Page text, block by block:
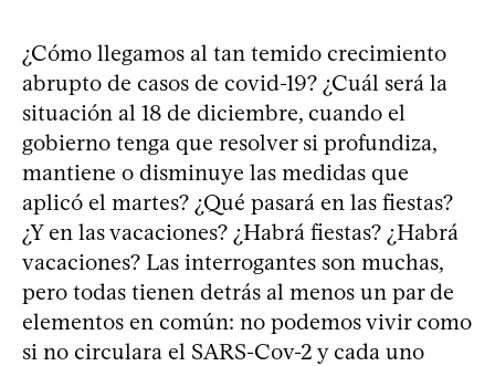
¿Cómo llegamos al tan temido crecimiento
abrupto de casos de covid-19? ¿Cuál será la
situación al 18 de diciembre, cuando el
gobierno tenga que resolver si profundiza,
mantiene o disminuye las medidas que
aplicó el martes? ¿Qué pasará en las fiestas?
¿Y en las vacaciones? ¿Habrá fiestas? ¿Habrá
vacaciones? Las interrogantes son muchas,
pero todas tienen detrás al menos un par de
elementos en común: no podemos vivir como
si no circulara el SARS-Cov-2 y cada uno